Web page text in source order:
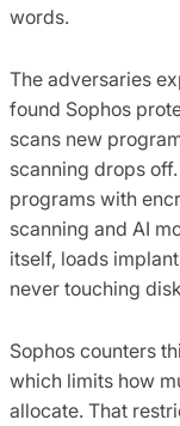
words.
The adversaries
found Sophos
scans new
scanning drops
programs with
scanning and AI
itself, loads
never touching
Sophos counters
which limits how
allocate. That